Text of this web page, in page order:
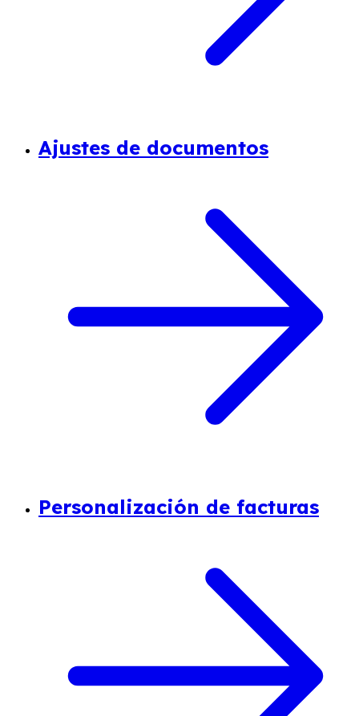
Ajustes de documentos
Personalización de facturas